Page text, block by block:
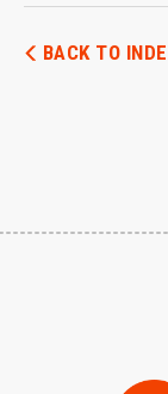
BACK TO